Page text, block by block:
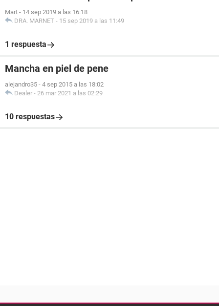
Mart - 14 sep 2019 a las 16:18
DRA. MARNET - 15 sep 2019 a las 11:49
1 respuesta
Mancha en piel de pene
alejandro35 - 4 sep 2015 a las 18:02
Dealer - 26 mar 2021 a las 02:29
10 respuestas